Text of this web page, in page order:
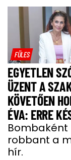
FÜLES
EGYETLEN
ÜZENT A
KÖVETŐEN
ÉVA: ERRE
MOST A MODELL
Bombaként
robbant a
hír.